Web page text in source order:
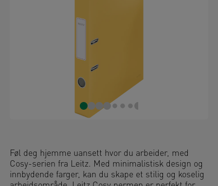
Føl deg hjemme uansett hvor du arbeider, med
Cosy-serien fra Leitz. Med minimalistisk design og
innbydende farger, kan du skape et stilig og koselig